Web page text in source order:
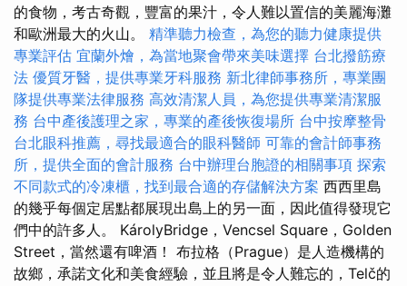
的食物，考古奇觀，豐富的果汁，令人難以置信的美麗海灘
和歐洲最大的火山。 精準聽力檢查，為您的聽力健康提供
專業評估 宜蘭外燴，為當地聚會帶來美味選擇 台北撥筋療
法 優質牙醫，提供專業牙科服務 新北律師事務所，專業團
隊提供專業法律服務 高效清潔人員，為您提供專業清潔服
務 台中產後護理之家，專業的產後恢復場所 台中按摩整骨
台北眼科推薦，尋找最適合的眼科醫師 可靠的會計師事務
所，提供全面的會計服務 台中辦理台胞證的相關事項 探索
不同款式的冷凍櫃，找到最合適的存儲解決方案 西西里島
的幾乎每個定居點都展現出島上的另一面，因此值得發現它
們中的許多人。 KárolyBridge，Vencsel Square，Golden
Street，當然還有啤酒！ 布拉格（Prague）是人造機構的
故鄉，承諾文化和美食經驗，並且將是令人難忘的，Telč的